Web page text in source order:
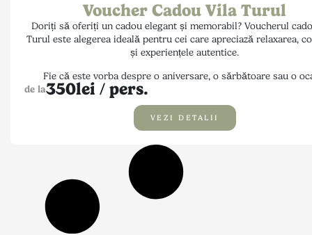
Voucher Cadou Vila Turul
Doriți să oferiți un cadou elegant și memorabil? Voucherul
Turul este alegerea ideală pentru cei care apreciază relaxarea,
și experiențele autentice.
Fie că este vorba despre o aniversare, o sărbătoare sau o
specială, un sejur la Vila Turul poate deveni o amintire de
Pentru detalii privind valorile disponibile, perioada de
modalitatea de achiziționare a voucherelor, vă rugăm să ne
varianta potrivită.
de la350lei / pers.
VEZI DETALII